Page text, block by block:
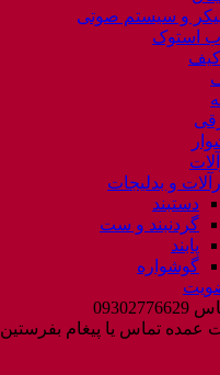
و سیستم صوتی
استوک
و بدلیجات
دستبند
گردنبند و ست
پابند
گوشواره
عمده تماس یا پیغام بفرستین